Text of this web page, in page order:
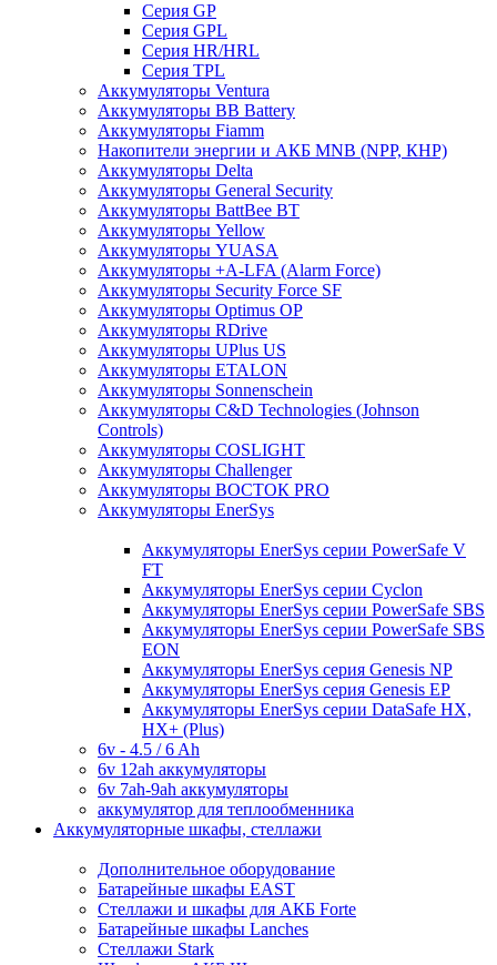
Cерия GP
Серия GPL
Серия HR/HRL
Серия TPL
Аккумуляторы Ventura
Аккумуляторы BB Battery
Аккумуляторы Fiamm
Накопители энергии и АКБ MNB (NPP, КНР)
Аккумуляторы Delta
Аккумуляторы General Security
Аккумуляторы BattBee BT
Аккумуляторы Yellow
Аккумуляторы YUASA
Аккумуляторы +A-LFA (Alarm Force)
Аккумуляторы Security Force SF
Аккумуляторы Optimus OP
Аккумуляторы RDrive
Аккумуляторы UPlus US
Аккумуляторы ETALON
Аккумуляторы Sonnenschein
Аккумуляторы С&D Technologies (Johnson
Controls)
Аккумуляторы COSLIGHT
Аккумуляторы Challenger
Аккумуляторы ВОСТОК PRO
Аккумуляторы EnerSys
Аккумуляторы EnerSys серии PowerSafe V
FT
Аккумуляторы EnerSys серии Cyclon
Аккумуляторы EnerSys серии PowerSafe SBS
Аккумуляторы EnerSys серии PowerSafe SBS
EON
Аккумуляторы EnerSys серия Genesis NP
Аккумуляторы EnerSys серия Genesis EP
Аккумуляторы EnerSys серии DataSafe HX,
HX+ (Plus)
6v - 4.5 / 6 Ah
6v 12ah аккумуляторы
6v 7ah-9ah аккумуляторы
аккумулятор для теплообменника
Аккумуляторные шкафы, стеллажи
Дополнительное оборудование
Батарейные шкафы EAST
Стеллажи и шкафы для АКБ Forte
Батарейные шкафы Lanches
Стеллажи Stark